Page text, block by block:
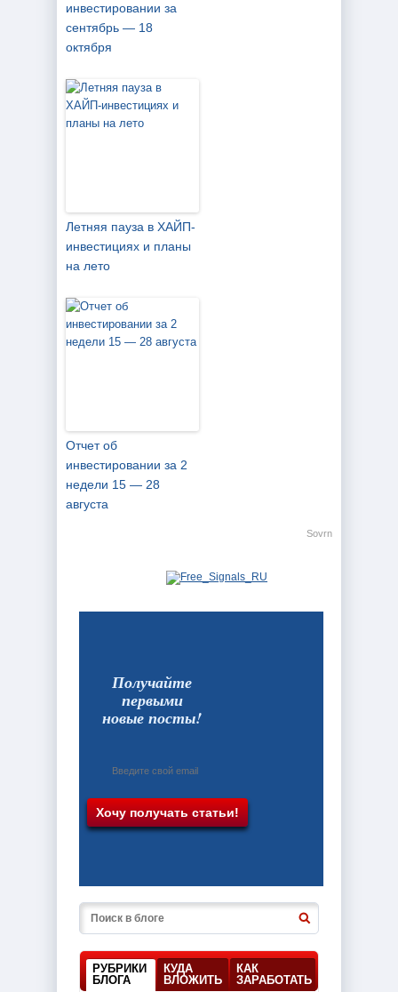
инвестировании за
сентябрь — 18
октября
Летняя пауза в ХАЙП-
инвестициях и планы
на лето
Отчет об
инвестировании за 2
недели 15 — 28
августа
Sovrn
Получайте
первыми
новые посты!
РУБРИКИ
БЛОГА
КУДА
ВЛОЖИТЬ
КАК
ЗАРАБОТАТЬ